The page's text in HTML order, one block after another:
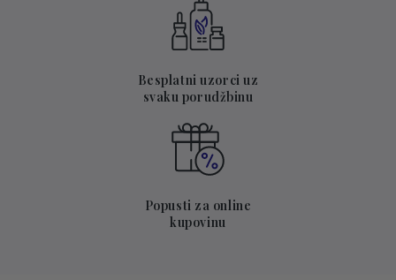
Besplatni uzorci uz
svaku porudžbinu
Popusti za online
kupovinu